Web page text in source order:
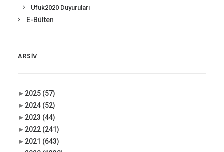
Ufuk2020 Duyuruları
E-Bülten
ARSIV
► 2025 (57)
► 2024 (52)
► 2023 (44)
► 2022 (241)
► 2021 (643)